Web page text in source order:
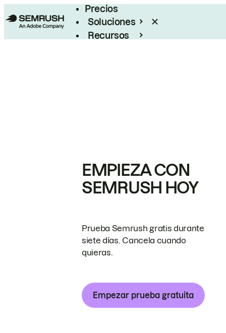
Precios
Soluciones
Recursos
EMPIEZA CON
SEMRUSH HOY
Prueba Semrush gratis durante
siete días. Cancela cuando
quieras.
Empezar prueba gratuita